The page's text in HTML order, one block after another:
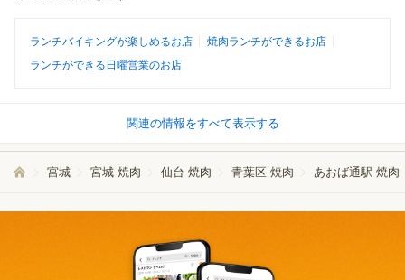
ランチバイキングが楽しめるお店
焼肉ランチができるお店
ランチができる日曜営業のお店
関連の情報をすべて表示する
宮城 宮城 焼肉 仙台 焼肉 青葉区 焼肉 あおば通駅 焼肉